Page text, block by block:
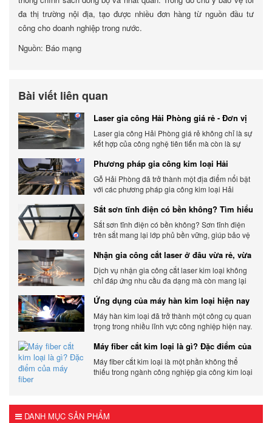
đa thị trường nội địa, tạo được nhiều đơn hàng từ nguồn đầu tư
công cho doanh nghiệp trong nước.
Nguồn: Báo mạng
Bài viết liên quan
Laser gia công Hải Phòng giá rẻ - Đơn vị
gia công báo giá chính xác
Laser gia công Hải Phòng giá rẻ không chỉ là sự
kết hợp của công nghệ tiên tiến mà còn là sự
khách hàng. Xem ngay nhé.
Phương pháp gia công kim loại Hải
Phòng phổ biến hiện nay
Gỗ Hải Phòng đã trở thành một địa điểm nổi bật
với các phương pháp gia công kim loại Hải
Sắt sơn tĩnh điện có bền không? Tìm hiểu
chi tiết
Sắt sơn tĩnh điện có bền không? Sơn tĩnh điện
trên sắt mang lại lớp phủ bền vững, giúp bảo vệ
động bên ngoài.
Nhận gia công cắt laser ở đâu vừa rẻ, vừa
chất lượng
Dịch vụ nhận gia công cắt laser kim loại không
chỉ đáp ứng nhu cầu đa dạng mà còn mang lại
Ứng dụng của máy hàn kim loại hiện nay
Máy hàn kim loại đã trở thành một công cụ quan
trọng trong nhiều lĩnh vực công nghiệp hiện nay.
Máy fiber cắt kim loại là gì? Đặc điểm của
máy fiber
Máy fiber cắt kim loại là một phần không thể
thiếu trong ngành công nghiệp gia công kim loại
DANH MỤC SẢN PHẨM